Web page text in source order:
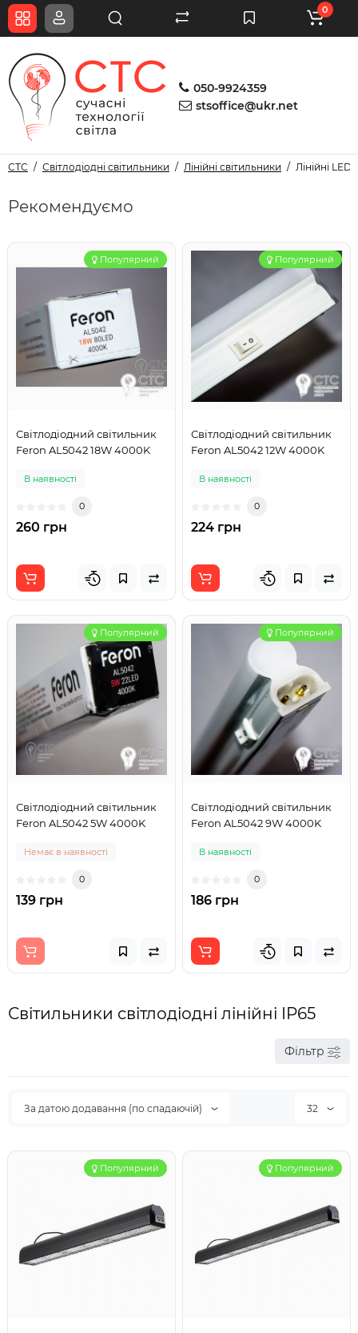
050-9924359
stsoffice@ukr.net
0
СТС Світлодіодні світильники Лінійні світильники Лінійні
Рекомендуємо
Популярний
Світлодіодний світильник
Feron AL5042 18W 4000K
В наявності
0
260 грн
Популярний
Світлодіодний світильник
Feron AL5042 12W 4000K
В наявності
0
224 грн
Популярний
Світлодіодний світильник
Feron AL5042 5W 4000K
Немає в наявності
0
139 грн
Популярний
Світлодіодний світильник
Feron AL5042 9W 4000K
В наявності
0
186 грн
Світильники світлодіодні лінійні IP65
Фільтр
За датою додавання (по спадаючій) 32
Популярний Популярний